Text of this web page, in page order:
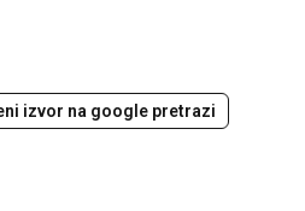
izvor na google pretrazi